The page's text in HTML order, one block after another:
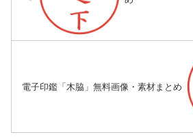
電子印鑑「木脇」無料画像・素材まとめ